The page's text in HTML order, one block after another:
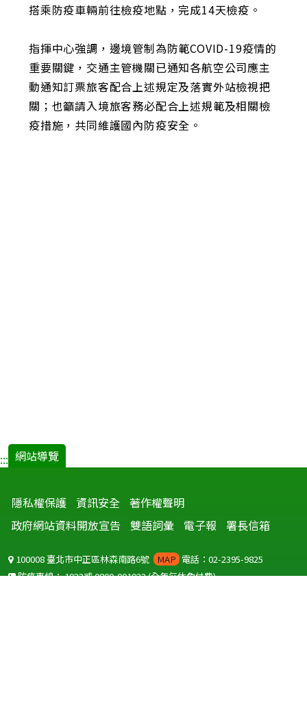
搭乘防疫車輛前往檢疫地點，完成14天檢疫。
指揮中心強調，邊境管制為防範COVID-19疫情的
重要關鍵，交通主管機關已通知各航空公司應主
動通知訂票旅客配合上述規定及落實外站檢視把
關；也籲請入境旅客務必配合上述規範及相關檢
疫措施，共同維護國內防疫安全。
::: 網站導覽
隱私權保護 資訊安全 著作權聲明
政府網站資料開放宣告
雙語詞彙 電子報 署長信箱
100008 臺北市中正區林森南路6號 MAP 電話：02-2395-9825
防疫專線：1922或0800-001922(全年無休免付費)